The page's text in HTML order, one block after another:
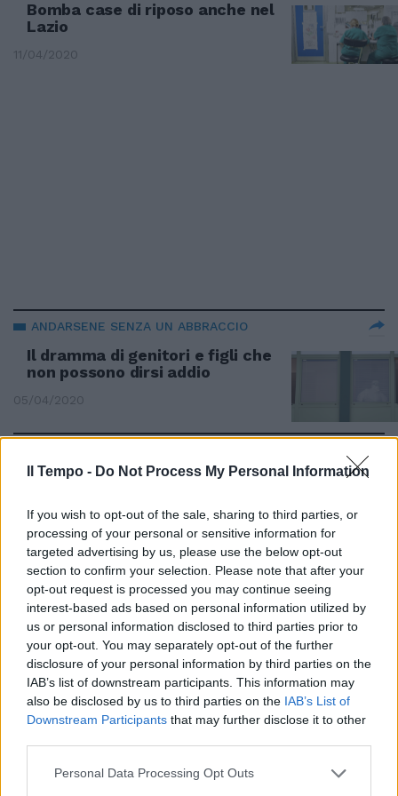
Il Tempo - Do Not Process My Personal Information
If you wish to opt-out of the sale, sharing to third parties, or
processing of your personal or sensitive information for
targeted advertising by us, please use the below opt-out
section to confirm your selection. Please note that after your
opt-out request is processed you may continue seeing
interest-based ads based on personal information utilized by
us or personal information disclosed to third parties prior to
your opt-out. You may separately opt-out of the further
disclosure of your personal information by third parties on the
IAB’s list of downstream participants. This information may
also be disclosed by us to third parties on the IAB’s List of
Downstream Participants that may further disclose it to other
Personal Data Processing Opt Outs
Bomba case di riposo anche nel
Lazio
11/04/2020
ANDARSENE SENZA UN ABBRACCIO
Il dramma di genitori e figli che
non possono dirsi addio
05/04/2020
Coronavirus, a Roma le case di
31/03/2020
CASTELLI ROMANI
Scoperte case di riposo abusive
con farmaci e alimenti scaduti
08/03/2020
L'APPELLO
M5s, ci aiutate sulle telecamere
negli asili?
25/11/2019